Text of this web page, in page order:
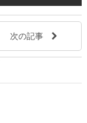
次の記事